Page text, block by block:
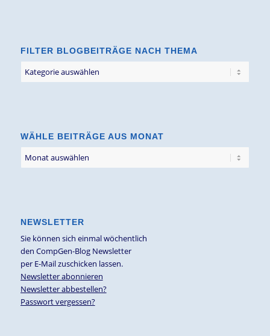
FILTER BLOGBEITRÄGE NACH THEMA
Blogbeiträge
WÄHLE BEITRÄGE AUS MONAT
NEWSLETTER
Sie können sich einmal wöchentlich
den CompGen-Blog Newsletter
per E-Mail zuschicken lassen.
Newsletter abonnieren
Newsletter abbestellen?
Passwort vergessen?